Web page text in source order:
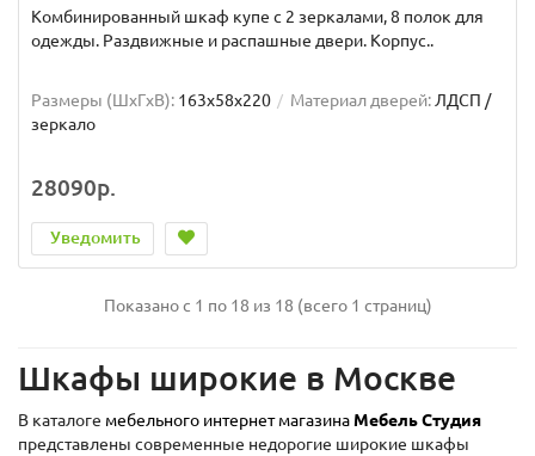
Комбинированный шкаф купе с 2 зеркалами, 8 полок для
одежды. Раздвижные и распашные двери. Корпус..
Размеры (ШxГxВ): 163x58x220 Материал дверей:ЛДСП /
зеркало
28090р.
Уведомить
Показано с 1 по 18 из 18 (всего 1 страниц)
Шкафы широкие в Москве
В каталоге мебельного интернет магазинаМебель Студия
представлены современные недорогие широкие шкафы